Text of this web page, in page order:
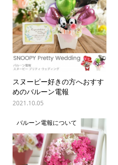
スヌーピー好きの方へおすす
めのバルーン電報
2021.10.05
バルーン電報について